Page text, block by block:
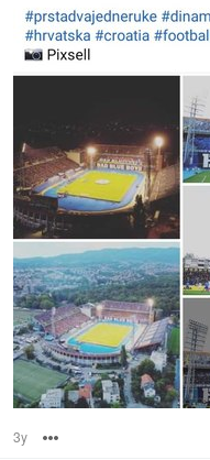
3y